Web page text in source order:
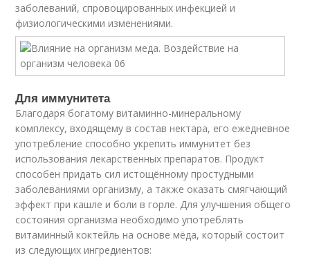
заболеваний, спровоцированных инфекцией и
физиологическими изменениями.
Для иммунитета
Благодаря богатому витаминно-минеральному
комплексу, входящему в состав нектара, его ежедневное
употребление способно укрепить иммунитет без
использования лекарственных препаратов. Продукт
способен придать сил истощённому простудными
заболеваниями организму, а также оказать смягчающий
эффект при кашле и боли в горле. Для улучшения общего
состояния организма необходимо употреблять
витаминный коктейль на основе мёда, который состоит
из следующих ингредиентов: